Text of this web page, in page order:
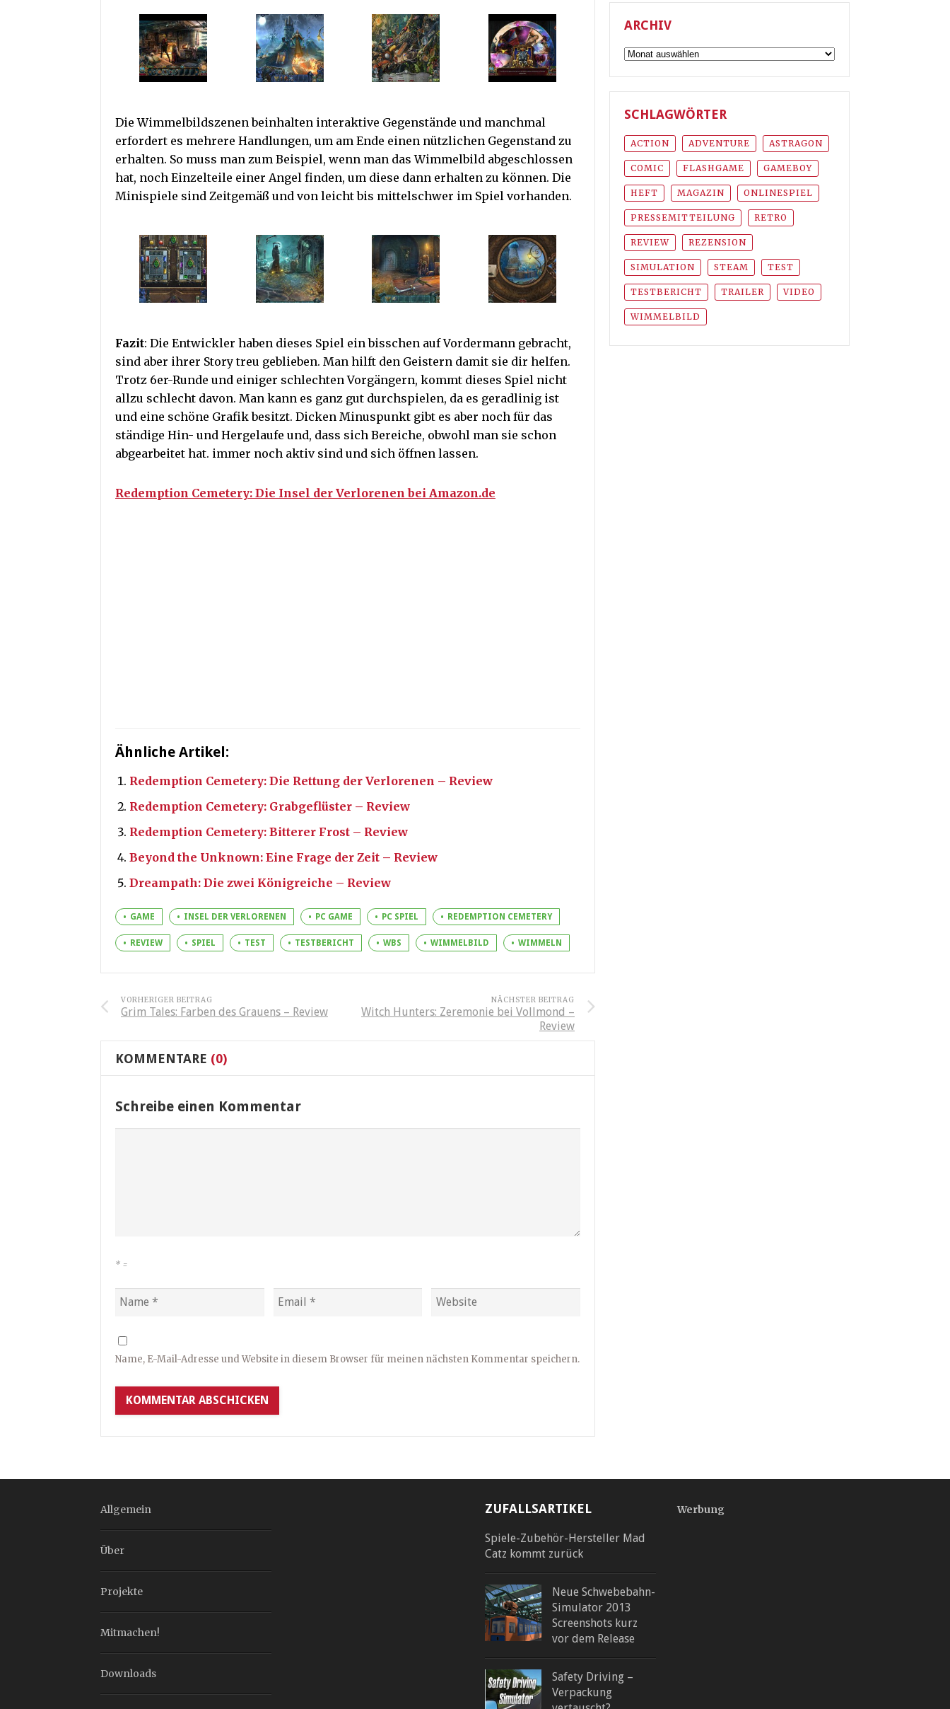
Die Wimmelbildszenen beinhalten interaktive Gegenstände und manchmal
erfordert es mehrere Handlungen, um am Ende einen nützlichen Gegenstand zu
erhalten. So muss man zum Beispiel, wenn man das Wimmelbild abgeschlossen
hat, noch Einzelteile einer Angel finden, um diese dann erhalten zu können. Die
Minispiele sind Zeitgemäß und von leicht bis mittelschwer im Spiel vorhanden.
Fazit: Die Entwickler haben dieses Spiel ein bisschen auf Vordermann gebracht,
sind aber ihrer Story treu geblieben. Man hilft den Geistern damit sie dir helfen.
Trotz 6er-Runde und einiger schlechten Vorgängern, kommt dieses Spiel nicht
allzu schlecht davon. Man kann es ganz gut durchspielen, da es geradlinig ist
und eine schöne Grafik besitzt. Dicken Minuspunkt gibt es aber noch für das
ständige Hin- und Hergelaufe und, dass sich Bereiche, obwohl man sie schon
abgearbeitet hat. immer noch aktiv sind und sich öffnen lassen.
Redemption Cemetery: Die Insel der Verlorenen bei Amazon.de
Ähnliche Artikel:
Redemption Cemetery: Die Rettung der Verlorenen – Review
Redemption Cemetery: Grabgeflüster – Review
Redemption Cemetery: Bitterer Frost – Review
Beyond the Unknown: Eine Frage der Zeit – Review
Dreampath: Die zwei Königreiche – Review
GAME INSEL DER VERLORENEN PC GAME PC SPIEL REDEMPTION CEMETERY
REVIEW SPIEL TEST TESTBERICHT WBS WIMMELBILD WIMMELN
VORHERIGER BEITRAG
Grim Tales: Farben des Grauens – Review
NÄCHSTER BEITRAG
Witch Hunters: Zeremonie bei Vollmond –
Review
KOMMENTARE (0)
Schreibe einen Kommentar
* =
Name, E-Mail-Adresse und Website in diesem Browser für meinen nächsten Kommentar speichern.
ARCHIV
Archiv
SCHLAGWÖRTER
ACTION ADVENTURE ASTRAGON
COMIC FLASHGAME GAMEBOY
HEFT MAGAZIN ONLINESPIEL
PRESSEMITTEILUNG RETRO
REVIEW REZENSION
SIMULATION STEAM TEST
TESTBERICHT TRAILER VIDEO
WIMMELBILD
Allgemein
Über
Projekte
Mitmachen!
Downloads
ZUFALLSARTIKEL
Spiele-Zubehör-Hersteller Mad
Catz kommt zurück
Neue Schwebebahn-
Simulator 2013
Screenshots kurz
vor dem Release
Safety Driving –
Verpackung
Werbung